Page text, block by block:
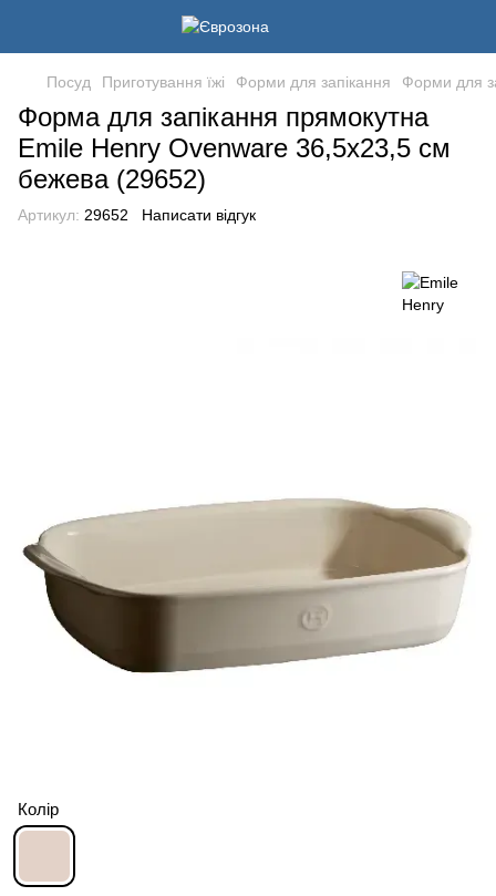
Посуд Приготування їжі Форми для запікання Форми для
Форма для запікання прямокутна
Emile Henry Ovenware 36,5х23,5 см
бежева (29652)
Артикул: 29652 Написати відгук
Колір